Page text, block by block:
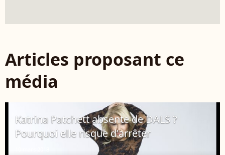
Articles proposant ce
média
Katrina Patchett absente de DALS ?
Pourquoi elle risque d'arrêter